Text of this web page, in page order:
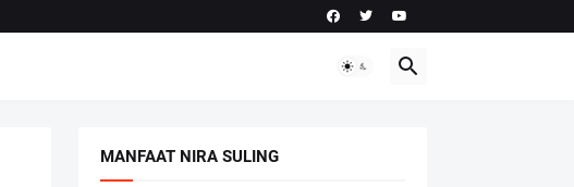
MANFAAT NIRA SULING